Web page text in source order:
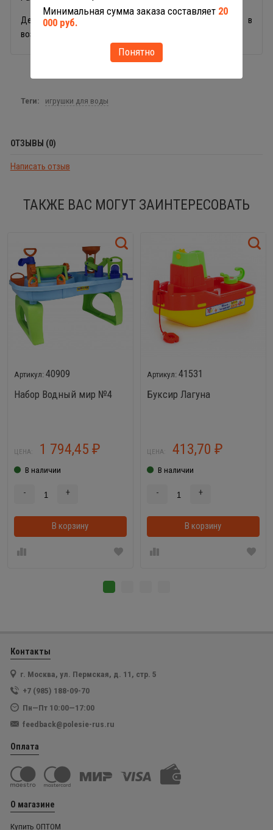
Детский кораблик Полесье предназначен для детей в
возрасте от 1 года.
Теги: игрушки для воды
ОТЗЫВЫ (0)
Написать отзыв
ТАКЖЕ ВАС МОГУТ ЗАИНТЕРЕСОВАТЬ
40909
Набор Водный мир №4
ЦЕНА: 1 794,45 ₽
В наличии
- +
В корзину В корзинке
41531
Буксир Лагуна
ЦЕНА: 413,70 ₽
В наличии
- +
В корзину
Контакты
г. Москва, ул. Пермская, д. 11, стр. 5
+7 (985) 188-09-70
Пн—Пт 10:00—17:00
feedback@polesie-rus.ru
Оплата
О магазине
Купить ОПТОМ
Минимальная сумма заказа составляет 20
000 руб.
Понятно